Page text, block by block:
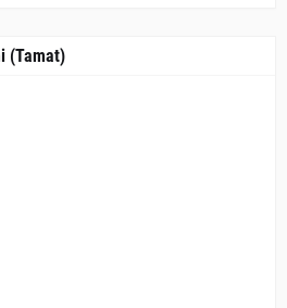
(Tamat)